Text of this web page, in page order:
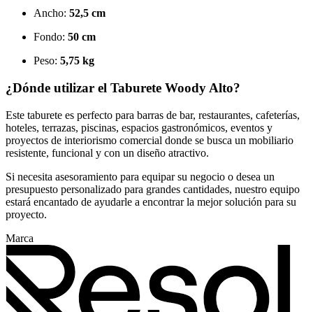
Ancho: 52,5 cm
Fondo: 50 cm
Peso: 5,75 kg
¿Dónde utilizar el Taburete Woody Alto?
Este taburete es perfecto para barras de bar, restaurantes, cafeterías,
hoteles, terrazas, piscinas, espacios gastronómicos, eventos y
proyectos de interiorismo comercial donde se busca un mobiliario
resistente, funcional y con un diseño atractivo.
Si necesita asesoramiento para equipar su negocio o desea un
presupuesto personalizado para grandes cantidades, nuestro equipo
estará encantado de ayudarle a encontrar la mejor solución para su
proyecto.
Marca